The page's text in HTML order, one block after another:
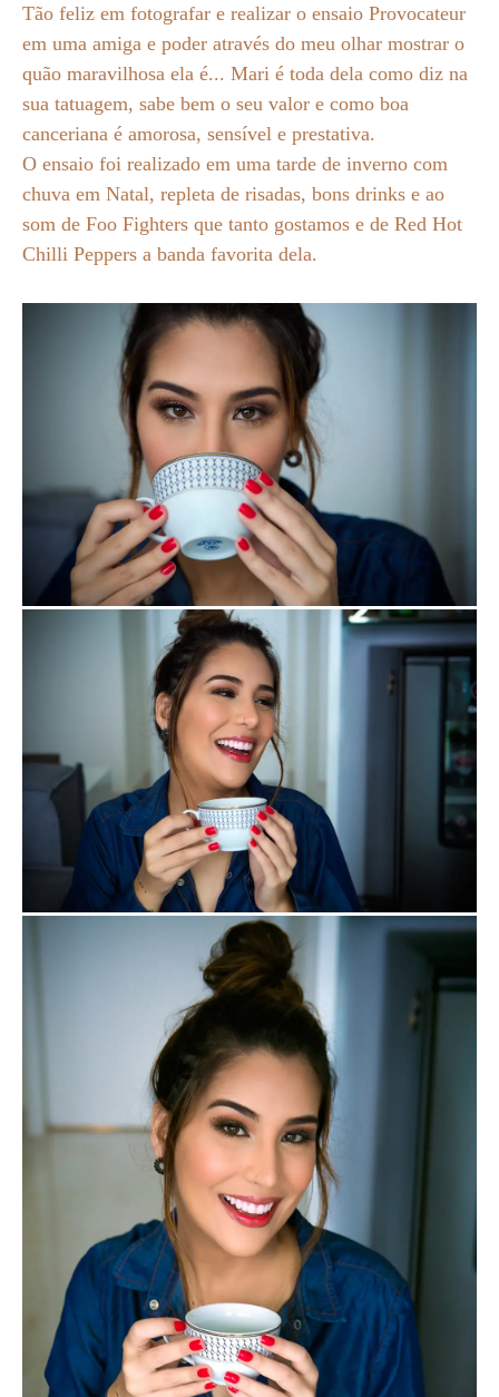
Tão feliz em fotografar e realizar o ensaio Provocateur
em uma amiga e poder através do meu olhar mostrar o
quão maravilhosa ela é... Mari é toda dela como diz na
sua tatuagem, sabe bem o seu valor e como boa
canceriana é amorosa, sensível e prestativa.
O ensaio foi realizado em uma tarde de inverno com
chuva em Natal, repleta de risadas, bons drinks e ao
som de Foo Fighters que tanto gostamos e de Red Hot
Chilli Peppers a banda favorita dela.